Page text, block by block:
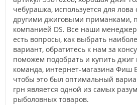
чебурашка, используется для
другими джиговыми приманками,
компанией DS. Все наши
есть вопросы, как выбрать
вариант, обратитесь к нам за
поможем подобрать и купить джиг
команда, интернет-магазина Фиш
чтобы это был оптимальный
грн является одной из самых
рыболовных товаров.